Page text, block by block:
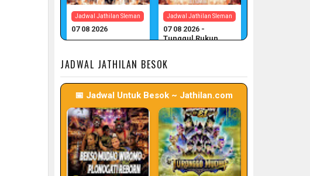
Jadwal Jathilan Sleman
07 08 2026
Jadwal Jathilan Sleman
07 08 2026 -
Tunggul Rukun
JADWAL JATHILAN BESOK
📅 Jadwal Untuk Besok ~ Jathilan.com